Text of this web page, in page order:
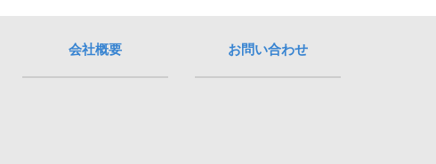
会社概要 お問い合わせ